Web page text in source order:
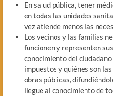
En salud pública, tener
en todas las unidades
vez atiende menos las
Los vecinos y las familias
funcionen y representen
conocimiento del ciudadano
impuestos y quiénes son
obras públicas,
llegue al conocimiento de